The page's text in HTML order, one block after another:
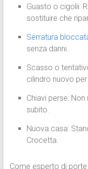
Guasto o cigolii:
sostituire che
Serratura
senza danni.
Scasso o
cilindro nuovo
Chiavi perse:
subito.
Nuova casa:
Crocetta.
Come esperto di